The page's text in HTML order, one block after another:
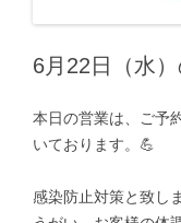
6月22日（水
本日の営業は、ご予
いております。💪
感染防止対策と致し